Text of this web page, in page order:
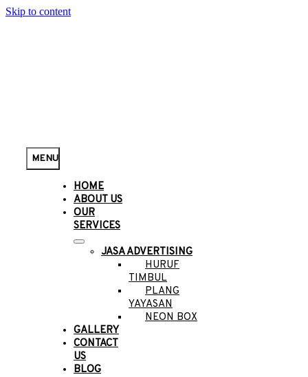
Skip to content
MENU
HOME
ABOUT US
OUR
SERVICES
JASA ADVERTISING
HURUF
TIMBUL
PLANG
YAYASAN
NEON BOX
GALLERY
CONTACT
US
BLOG